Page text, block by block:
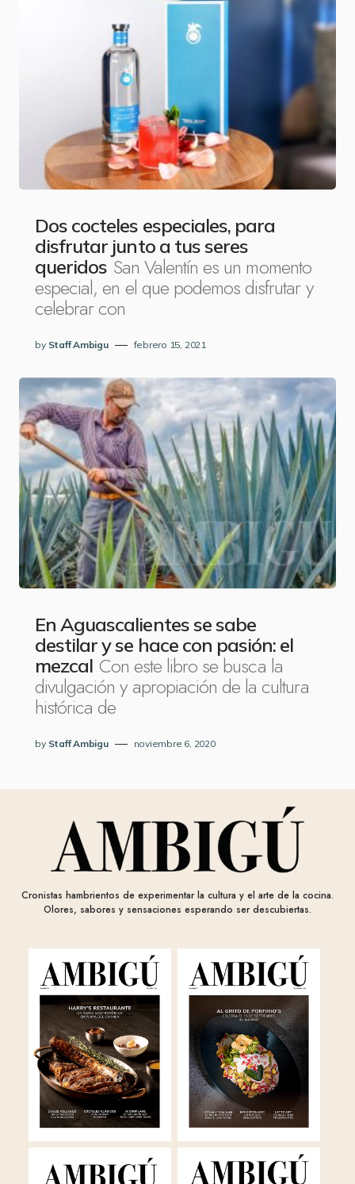
Dos cocteles especiales, para
disfrutar junto a tus seres
queridos San Valentín es un momento
especial, en el que podemos disfrutar y
celebrar con
by Staff Ambigu febrero 15, 2021
En Aguascalientes se sabe
destilar y se hace con pasión: el
mezcal Con este libro se busca la
divulgación y apropiación de la cultura
histórica de
by Staff Ambigu noviembre 6, 2020
Cronistas hambrientos de experimentar la cultura y el arte de la cocina.
Olores, sabores y sensaciones esperando ser descubiertas.